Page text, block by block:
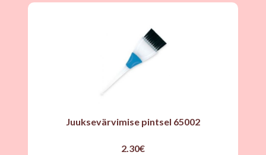
Juuksevärvimise pintsel 65002
2.30€